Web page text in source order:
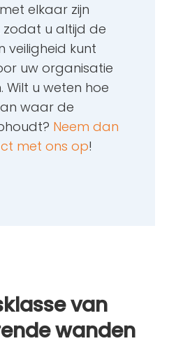
elkaar zijn
u altijd de
veiligheid kunt
uw organisatie
Wilt u weten hoe
waar de
Neem dan
met ons op!
van
wanden